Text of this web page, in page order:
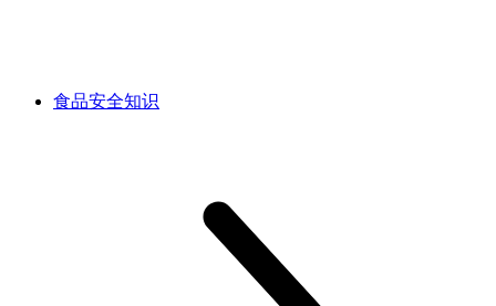
食品安全知识